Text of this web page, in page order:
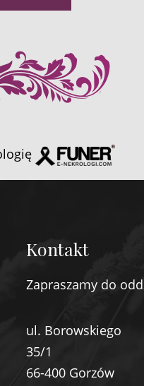
Kontakt
Zapraszamy do
ul. Borowskiego
35/1
66-400 Gorzów